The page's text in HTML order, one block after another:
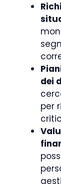
dei
per